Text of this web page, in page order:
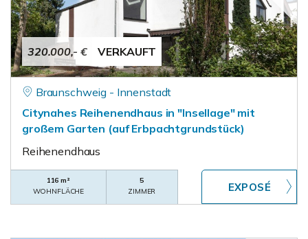
320.000,- € VERKAUFT
Braunschweig - Innenstadt
Citynahes Reihenendhaus in "Insellage" mit
großem Garten (auf Erbpachtgrundstück)
Reihenendhaus
116 m²
WOHNFLÄCHE
5
ZIMMER